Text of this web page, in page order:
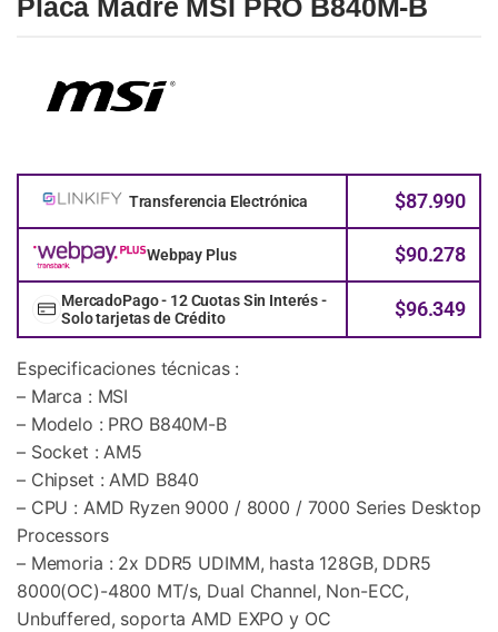
Placa Madre MSI PRO B840M-B
Transferencia Electrónica $87.990
Webpay Plus $90.278
MercadoPago - 12 Cuotas Sin Interés -
Solo tarjetas de Crédito
$96.349
Especificaciones técnicas :
– Marca : MSI
– Modelo : PRO B840M-B
– Socket : AM5
– Chipset : AMD B840
– CPU : AMD Ryzen 9000 / 8000 / 7000 Series Desktop
Processors
– Memoria : 2x DDR5 UDIMM, hasta 128GB, DDR5
8000(OC)-4800 MT/s, Dual Channel, Non-ECC,
Unbuffered, soporta AMD EXPO y OC